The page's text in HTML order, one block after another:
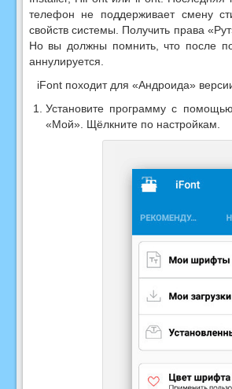
телефон не поддерживает смену
свойств системы. Получить права
Но вы должны помнить, что после
аннулируется.
iFont походит для «Андроида»
Установите программу с
«Мой». Щёлкните по настройкам.